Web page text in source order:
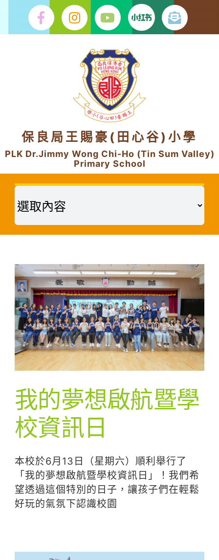
content
保良局王賜豪(田心谷)小學
PLK Dr.Jimmy Wong Chi-Ho (Tin Sum Valley)
Primary School
我的夢想啟航暨學
校資訊日
本校於6月13日（星期六）順利舉行了
「我的夢想啟航暨學校資訊日」！我們希
望透過這個特別的日子，讓孩子們在輕鬆
好玩的氣氛下認識校園